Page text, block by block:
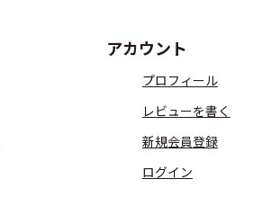
アカウント
プロフィール
レビューを書く
新規会員登録
ログイン